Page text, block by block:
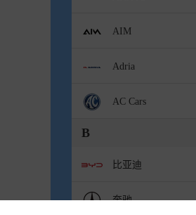
AIM
Adria
AC Cars
B
比亚迪
奔驰